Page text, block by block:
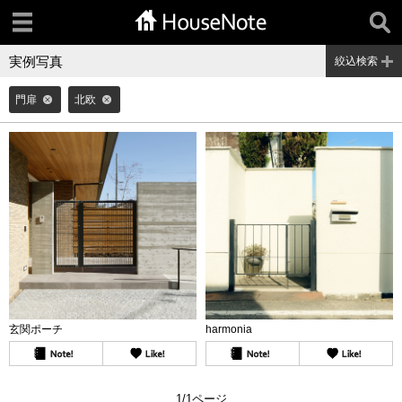
実例写真 絞込検索
門扉 北欧
玄関ポーチ harmonia
1/1ページ